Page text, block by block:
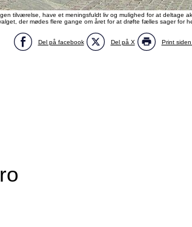
tilværelse, have et meningsfuldt liv og mulighed for at deltage
der mødes flere gange om året for at drøfte fælles sager for
Del på facebook Del på X Print